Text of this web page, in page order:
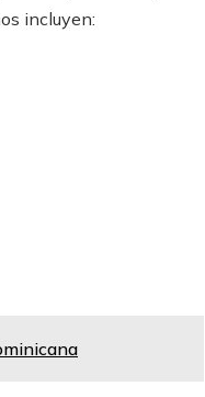
incluyen: